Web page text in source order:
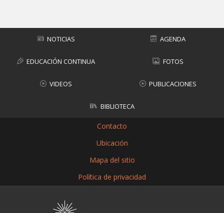
NOTICIAS AGENDA
EDUCACIÓN CONTINUA FOTOS
VIDEOS PUBLICACIONES
BIBLIOTECA
Contacto
Ubicación
Mapa del sitio
Política de privacidad